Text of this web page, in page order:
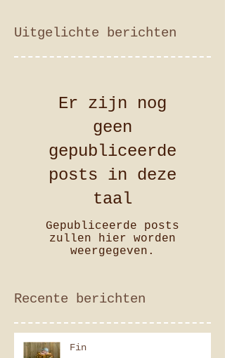
Uitgelichte berichten
Er zijn nog
geen
gepubliceerde
posts in deze
taal
Gepubliceerde posts
zullen hier worden
weergegeven.
Recente berichten
Fin